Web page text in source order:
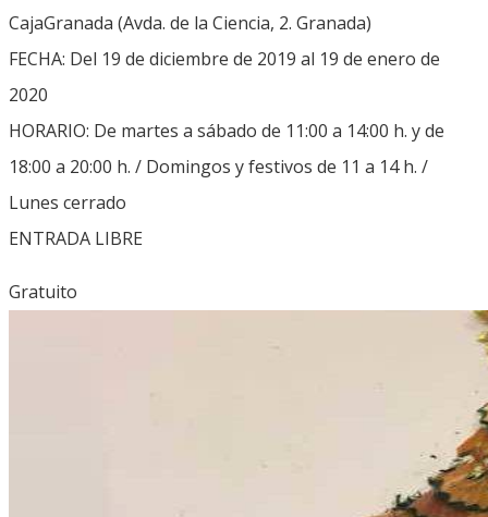
CajaGranada (Avda. de la Ciencia, 2. Granada)
FECHA: Del 19 de diciembre de 2019 al 19 de enero de
2020
HORARIO: De martes a sábado de 11:00 a 14:00 h. y de
18:00 a 20:00 h. / Domingos y festivos de 11 a 14 h. /
Lunes cerrado
ENTRADA LIBRE
Gratuito